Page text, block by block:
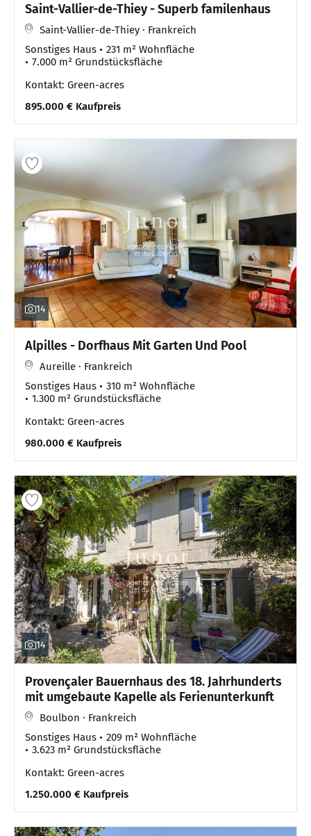
Saint-Vallier-de-Thiey - Superb familenhaus
Saint-Vallier-de-Thiey · Frankreich
Sonstiges Haus
231 m² Wohnfläche
7.000 m² Grundstücksfläche
Kontakt: Green-acres
895.000 € Kaufpreis
14
Alpilles - Dorfhaus Mit Garten Und Pool
Aureille · Frankreich
Sonstiges Haus
310 m² Wohnfläche
1.300 m² Grundstücksfläche
Kontakt: Green-acres
980.000 € Kaufpreis
14
Provençaler Bauernhaus des 18. Jahrhunderts
mit umgebaute Kapelle als Ferienunterkunft
Boulbon · Frankreich
Sonstiges Haus
209 m² Wohnfläche
3.623 m² Grundstücksfläche
Kontakt: Green-acres
1.250.000 € Kaufpreis